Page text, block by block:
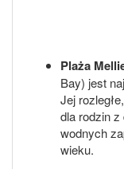
Plaża
Bay) jest
Jej
dla rodzin
wodnych
wieku.